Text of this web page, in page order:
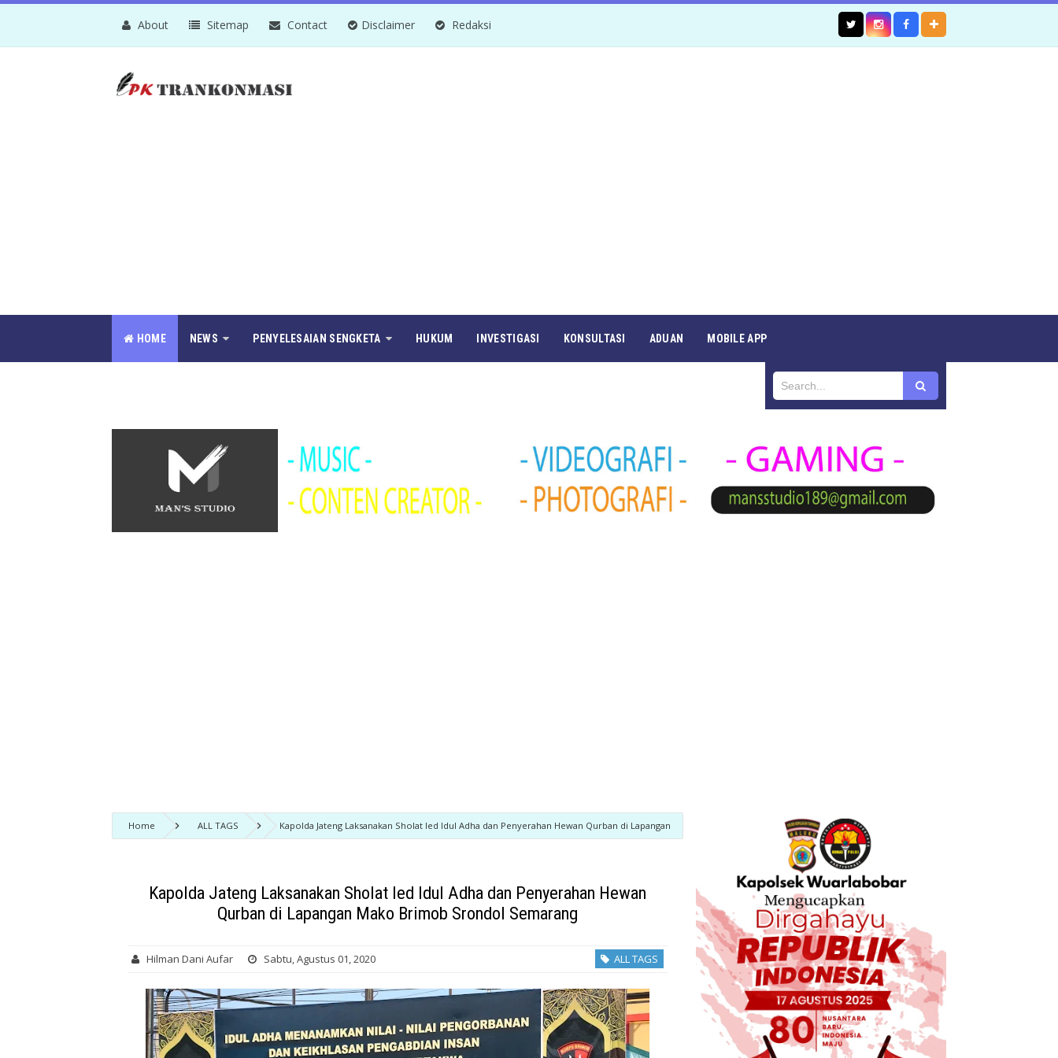
About Sitemap Contact Disclaimer Redaksi
HOME NEWS PENYELESAIAN SENGKETA HUKUM INVESTIGASI KONSULTASI ADUAN MOBILE APP
Home ALL TAGS
Kapolda Jateng Laksanakan Sholat Ied Idul Adha dan Penyerahan Hewan Qurban di Lapangan
Mako Brimob Srondol Semarang
Kapolda Jateng Laksanakan Sholat Ied Idul Adha dan Penyerahan Hewan
Qurban di Lapangan Mako Brimob Srondol Semarang
Hilman Dani Aufar Sabtu, Agustus 01, 2020 ALL TAGS